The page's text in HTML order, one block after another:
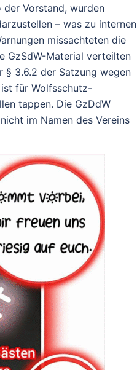
der Vorstand, wurden
– was zu internen
missachteten die
GzSdW-Material verteilten
§ 3.6.2 der Satzung wegen
ist für Wolfsschutz-
tappen. Die GzDdW
im Namen des Vereins